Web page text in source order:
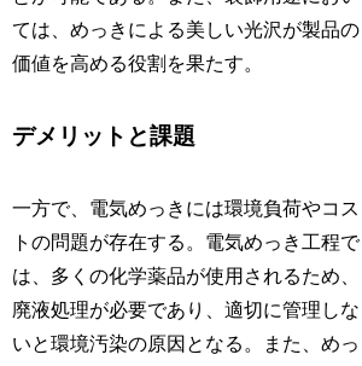
ては、めっきによる美しい光沢が製品の
価値を高める役割を果たす。
デメリットと課題
一方で、電気めっきには環境負荷やコス
トの問題が存在する。電気めっき工程で
は、多くの化学薬品が使用されるため、
廃液処理が必要であり、適切に管理しな
いと環境汚染の原因となる。また、めっ